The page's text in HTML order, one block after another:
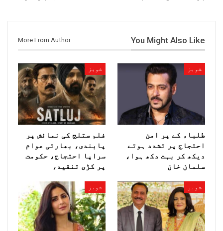
You Might Also Like
More From Author
شوبز
طلباء کے پر امن
احتجاج پر تشدد ہوتے
دیکھ کر بہت دکھ ہوا،
سلمان خان
شوبز
فلم ستلج کی نمائش پر
پابندی، بھارتی عوام
سراپا احتجاج، حکومت
پر کڑی تنقید،
شوبز شوبز